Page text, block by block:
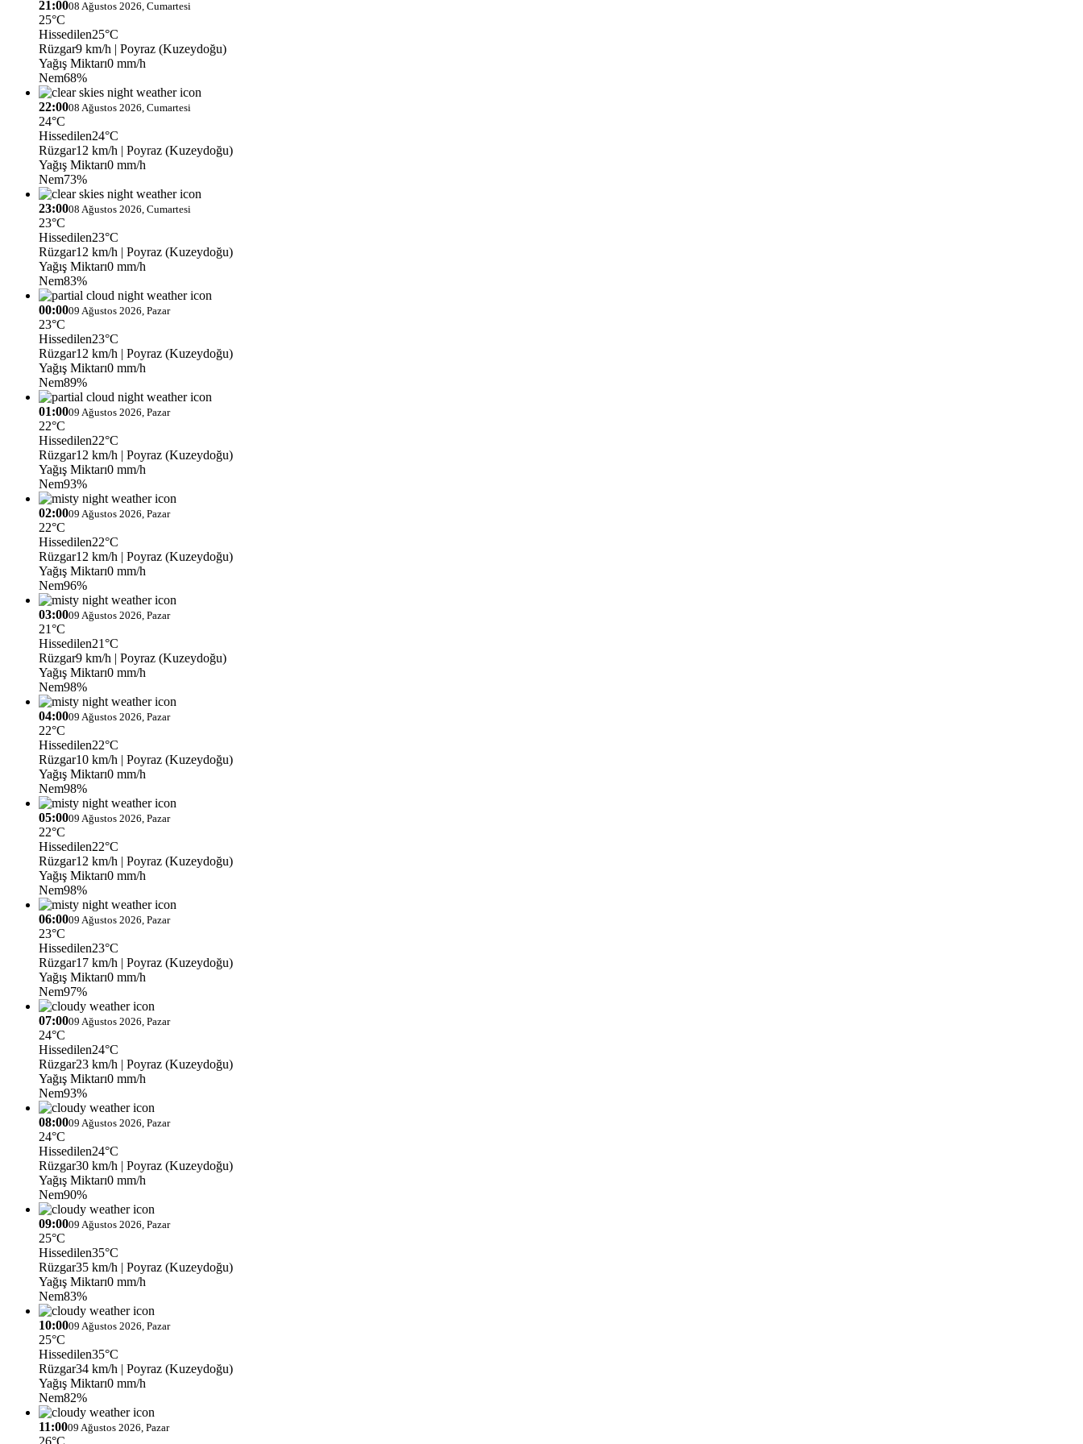
21:0008 Ağustos 2026, Cumartesi
25°C
Hissedilen25°C
Rüzgar9 km/h | Poyraz (Kuzeydoğu)
Yağış Miktarı0 mm/h
Nem68%
22:0008 Ağustos 2026, Cumartesi
24°C
Hissedilen24°C
Rüzgar12 km/h | Poyraz (Kuzeydoğu)
Yağış Miktarı0 mm/h
Nem73%
23:0008 Ağustos 2026, Cumartesi
23°C
Hissedilen23°C
Rüzgar12 km/h | Poyraz (Kuzeydoğu)
Yağış Miktarı0 mm/h
Nem83%
00:0009 Ağustos 2026, Pazar
23°C
Hissedilen23°C
Rüzgar12 km/h | Poyraz (Kuzeydoğu)
Yağış Miktarı0 mm/h
Nem89%
01:0009 Ağustos 2026, Pazar
22°C
Hissedilen22°C
Rüzgar12 km/h | Poyraz (Kuzeydoğu)
Yağış Miktarı0 mm/h
Nem93%
02:0009 Ağustos 2026, Pazar
22°C
Hissedilen22°C
Rüzgar12 km/h | Poyraz (Kuzeydoğu)
Yağış Miktarı0 mm/h
Nem96%
03:0009 Ağustos 2026, Pazar
21°C
Hissedilen21°C
Rüzgar9 km/h | Poyraz (Kuzeydoğu)
Yağış Miktarı0 mm/h
Nem98%
04:0009 Ağustos 2026, Pazar
22°C
Hissedilen22°C
Rüzgar10 km/h | Poyraz (Kuzeydoğu)
Yağış Miktarı0 mm/h
Nem98%
05:0009 Ağustos 2026, Pazar
22°C
Hissedilen22°C
Rüzgar12 km/h | Poyraz (Kuzeydoğu)
Yağış Miktarı0 mm/h
Nem98%
06:0009 Ağustos 2026, Pazar
23°C
Hissedilen23°C
Rüzgar17 km/h | Poyraz (Kuzeydoğu)
Yağış Miktarı0 mm/h
Nem97%
07:0009 Ağustos 2026, Pazar
24°C
Hissedilen24°C
Rüzgar23 km/h | Poyraz (Kuzeydoğu)
Yağış Miktarı0 mm/h
Nem93%
08:0009 Ağustos 2026, Pazar
24°C
Hissedilen24°C
Rüzgar30 km/h | Poyraz (Kuzeydoğu)
Yağış Miktarı0 mm/h
Nem90%
09:0009 Ağustos 2026, Pazar
25°C
Hissedilen35°C
Rüzgar35 km/h | Poyraz (Kuzeydoğu)
Yağış Miktarı0 mm/h
Nem83%
10:0009 Ağustos 2026, Pazar
25°C
Hissedilen35°C
Rüzgar34 km/h | Poyraz (Kuzeydoğu)
Yağış Miktarı0 mm/h
Nem82%
11:0009 Ağustos 2026, Pazar
26°C